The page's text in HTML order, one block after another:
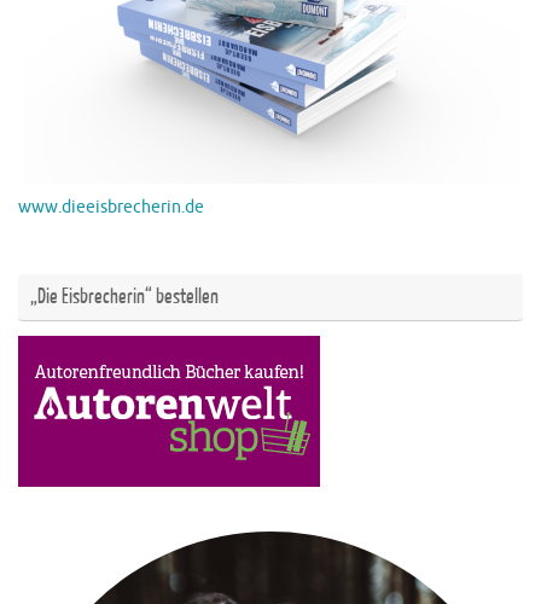
www.dieeisbrecherin.de
„Die Eisbrecherin“ bestellen